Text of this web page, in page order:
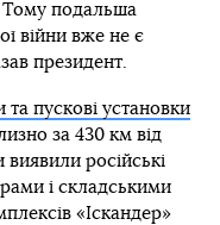
Тому подальша
війни вже не є
президент.
та пускові установки
за 430 км від
російські
і складськими
«Іскандер»